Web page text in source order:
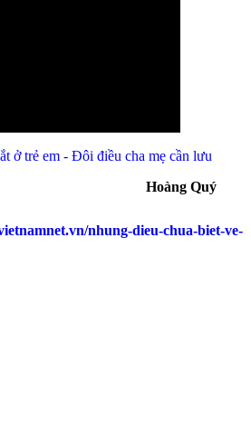
ở trẻ em - Đôi điều cha mẹ cần lưu
Hoàng Quý
nhung-dieu-chua-biet-ve-